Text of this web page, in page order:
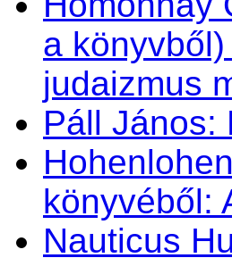
a
judaizmus
Páll János:
könyvéből:
Nauticus